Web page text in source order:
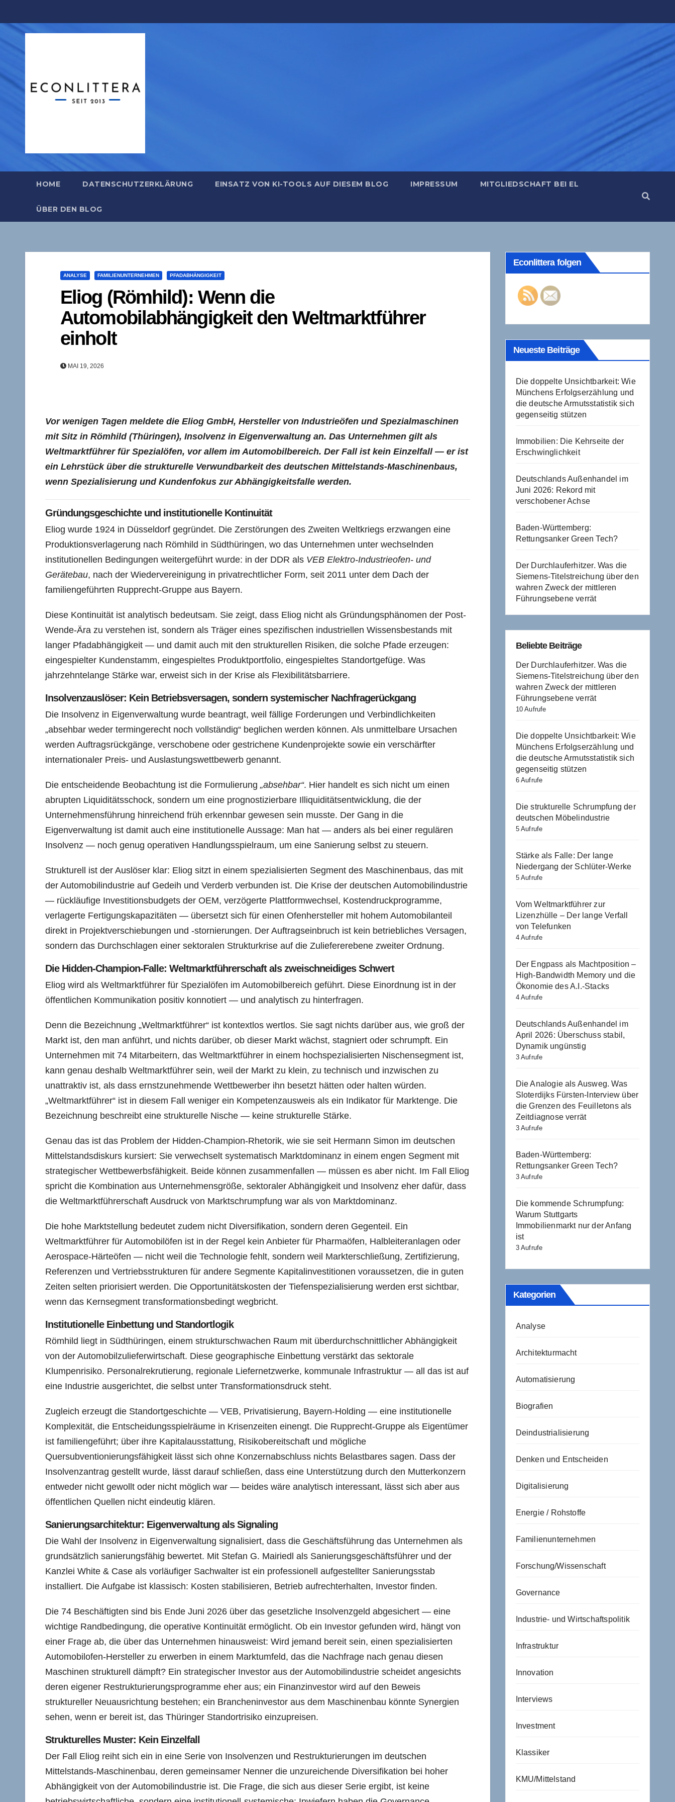
Inhalt
springen
HOME DATENSCHUTZERKLÄRUNG EINSATZ VON KI-TOOLS AUF DIESEM BLOG IMPRESSUM MITGLIEDSCHAFT BEI EL
ÜBER DEN BLOG
ANALYSE FAMILIENUNTERNEHMEN PFADABHÄNGIGKEIT
Eliog (Römhild): Wenn die
Automobilabhängigkeit den Weltmarktführer
einholt
MAI 19, 2026
Vor wenigen Tagen meldete die Eliog GmbH, Hersteller von Industrieöfen und Spezialmaschinen
mit Sitz in Römhild (Thüringen), Insolvenz in Eigenverwaltung an. Das Unternehmen gilt als
Weltmarktführer für Spezialöfen, vor allem im Automobilbereich. Der Fall ist kein Einzelfall — er ist
ein Lehrstück über die strukturelle Verwundbarkeit des deutschen Mittelstands-Maschinenbaus,
wenn Spezialisierung und Kundenfokus zur Abhängigkeitsfalle werden.
Gründungsgeschichte und institutionelle Kontinuität
Eliog wurde 1924 in Düsseldorf gegründet. Die Zerstörungen des Zweiten Weltkriegs erzwangen eine
Produktionsverlagerung nach Römhild in Südthüringen, wo das Unternehmen unter wechselnden
institutionellen Bedingungen weitergeführt wurde: in der DDR als VEB Elektro-Industrieofen- und
Gerätebau, nach der Wiedervereinigung in privatrechtlicher Form, seit 2011 unter dem Dach der
familiengeführten Rupprecht-Gruppe aus Bayern.
Diese Kontinuität ist analytisch bedeutsam. Sie zeigt, dass Eliog nicht als Gründungsphänomen der Post-
Wende-Ära zu verstehen ist, sondern als Träger eines spezifischen industriellen Wissensbestands mit
langer Pfadabhängigkeit — und damit auch mit den strukturellen Risiken, die solche Pfade erzeugen:
eingespielter Kundenstamm, eingespieltes Produktportfolio, eingespieltes Standortgefüge. Was
jahrzehntelange Stärke war, erweist sich in der Krise als Flexibilitätsbarriere.
Insolvenzauslöser: Kein Betriebsversagen, sondern systemischer Nachfragerückgang
Die Insolvenz in Eigenverwaltung wurde beantragt, weil fällige Forderungen und Verbindlichkeiten
„absehbar weder termingerecht noch vollständig“ beglichen werden können. Als unmittelbare Ursachen
werden Auftragsrückgänge, verschobene oder gestrichene Kundenprojekte sowie ein verschärfter
internationaler Preis- und Auslastungswettbewerb genannt.
Die entscheidende Beobachtung ist die Formulierung „absehbar“. Hier handelt es sich nicht um einen
abrupten Liquiditätsschock, sondern um eine prognostizierbare Illiquiditätsentwicklung, die der
Unternehmensführung hinreichend früh erkennbar gewesen sein musste. Der Gang in die
Eigenverwaltung ist damit auch eine institutionelle Aussage: Man hat — anders als bei einer regulären
Insolvenz — noch genug operativen Handlungsspielraum, um eine Sanierung selbst zu steuern.
Strukturell ist der Auslöser klar: Eliog sitzt in einem spezialisierten Segment des Maschinenbaus, das mit
der Automobilindustrie auf Gedeih und Verderb verbunden ist. Die Krise der deutschen Automobilindustrie
— rückläufige Investitionsbudgets der OEM, verzögerte Plattformwechsel, Kostendruckprogramme,
verlagerte Fertigungskapazitäten — übersetzt sich für einen Ofenhersteller mit hohem Automobilanteil
direkt in Projektverschiebungen und -stornierungen. Der Auftragseinbruch ist kein betriebliches Versagen,
sondern das Durchschlagen einer sektoralen Strukturkrise auf die Zuliefererebene zweiter Ordnung.
Die Hidden-Champion-Falle: Weltmarktführerschaft als zweischneidiges Schwert
Eliog wird als Weltmarktführer für Spezialöfen im Automobilbereich geführt. Diese Einordnung ist in der
öffentlichen Kommunikation positiv konnotiert — und analytisch zu hinterfragen.
Denn die Bezeichnung „Weltmarktführer“ ist kontextlos wertlos. Sie sagt nichts darüber aus, wie groß der
Markt ist, den man anführt, und nichts darüber, ob dieser Markt wächst, stagniert oder schrumpft. Ein
Unternehmen mit 74 Mitarbeitern, das Weltmarktführer in einem hochspezialisierten Nischensegment ist,
kann genau deshalb Weltmarktführer sein, weil der Markt zu klein, zu technisch und inzwischen zu
unattraktiv ist, als dass ernstzunehmende Wettbewerber ihn besetzt hätten oder halten würden.
„Weltmarktführer“ ist in diesem Fall weniger ein Kompetenzausweis als ein Indikator für Marktenge. Die
Bezeichnung beschreibt eine strukturelle Nische — keine strukturelle Stärke.
Genau das ist das Problem der Hidden-Champion-Rhetorik, wie sie seit Hermann Simon im deutschen
Mittelstandsdiskurs kursiert: Sie verwechselt systematisch Marktdominanz in einem engen Segment mit
strategischer Wettbewerbsfähigkeit. Beide können zusammenfallen — müssen es aber nicht. Im Fall Eliog
spricht die Kombination aus Unternehmensgröße, sektoraler Abhängigkeit und Insolvenz eher dafür, dass
die Weltmarktführerschaft Ausdruck von Marktschrumpfung war als von Marktdominanz.
Die hohe Marktstellung bedeutet zudem nicht Diversifikation, sondern deren Gegenteil. Ein
Weltmarktführer für Automobilöfen ist in der Regel kein Anbieter für Pharmaöfen, Halbleiteranlagen oder
Aerospace-Härteöfen — nicht weil die Technologie fehlt, sondern weil Markterschließung, Zertifizierung,
Referenzen und Vertriebsstrukturen für andere Segmente Kapitalinvestitionen voraussetzen, die in guten
Zeiten selten priorisiert werden. Die Opportunitätskosten der Tiefenspezialisierung werden erst sichtbar,
wenn das Kernsegment transformationsbedingt wegbricht.
Institutionelle Einbettung und Standortlogik
Römhild liegt in Südthüringen, einem strukturschwachen Raum mit überdurchschnittlicher Abhängigkeit
von der Automobilzulieferwirtschaft. Diese geographische Einbettung verstärkt das sektorale
Klumpenrisiko. Personalrekrutierung, regionale Liefernetzwerke, kommunale Infrastruktur — all das ist auf
eine Industrie ausgerichtet, die selbst unter Transformationsdruck steht.
Zugleich erzeugt die Standortgeschichte — VEB, Privatisierung, Bayern-Holding — eine institutionelle
Komplexität, die Entscheidungsspielräume in Krisenzeiten einengt. Die Rupprecht-Gruppe als Eigentümer
ist familiengeführt; über ihre Kapitalausstattung, Risikobereitschaft und mögliche
Quersubventionierungsfähigkeit lässt sich ohne Konzernabschluss nichts Belastbares sagen. Dass der
Insolvenzantrag gestellt wurde, lässt darauf schließen, dass eine Unterstützung durch den Mutterkonzern
entweder nicht gewollt oder nicht möglich war — beides wäre analytisch interessant, lässt sich aber aus
öffentlichen Quellen nicht eindeutig klären.
Sanierungsarchitektur: Eigenverwaltung als Signaling
Die Wahl der Insolvenz in Eigenverwaltung signalisiert, dass die Geschäftsführung das Unternehmen als
grundsätzlich sanierungsfähig bewertet. Mit Stefan G. Mairiedl als Sanierungsgeschäftsführer und der
Kanzlei White & Case als vorläufiger Sachwalter ist ein professionell aufgestellter Sanierungsstab
installiert. Die Aufgabe ist klassisch: Kosten stabilisieren, Betrieb aufrechterhalten, Investor finden.
Die 74 Beschäftigten sind bis Ende Juni 2026 über das gesetzliche Insolvenzgeld abgesichert — eine
wichtige Randbedingung, die operative Kontinuität ermöglicht. Ob ein Investor gefunden wird, hängt von
einer Frage ab, die über das Unternehmen hinausweist: Wird jemand bereit sein, einen spezialisierten
Automobilofen-Hersteller zu erwerben in einem Marktumfeld, das die Nachfrage nach genau diesen
Maschinen strukturell dämpft? Ein strategischer Investor aus der Automobilindustrie scheidet angesichts
deren eigener Restrukturierungsprogramme eher aus; ein Finanzinvestor wird auf den Beweis
struktureller Neuausrichtung bestehen; ein Brancheninvestor aus dem Maschinenbau könnte Synergien
sehen, wenn er bereit ist, das Thüringer Standortrisiko einzupreisen.
Strukturelles Muster: Kein Einzelfall
Der Fall Eliog reiht sich ein in eine Serie von Insolvenzen und Restrukturierungen im deutschen
Mittelstands-Maschinenbau, deren gemeinsamer Nenner die unzureichende Diversifikation bei hoher
Abhängigkeit von der Automobilindustrie ist. Die Frage, die sich aus dieser Serie ergibt, ist keine
Econlittera folgen
Neueste Beiträge
Die doppelte Unsichtbarkeit: Wie
Münchens Erfolgserzählung und
die deutsche Armutsstatistik sich
gegenseitig stützen
Immobilien: Die Kehrseite der
Erschwinglichkeit
Deutschlands Außenhandel im
Juni 2026: Rekord mit
verschobener Achse
Baden-Württemberg:
Rettungsanker Green Tech?
Der Durchlauferhitzer. Was die
Siemens-Titelstreichung über den
wahren Zweck der mittleren
Führungsebene verrät
Beliebte Beiträge
Der Durchlauferhitzer. Was die
Siemens-Titelstreichung über den
wahren Zweck der mittleren
Führungsebene verrät
10 Aufrufe
Die doppelte Unsichtbarkeit: Wie
Münchens Erfolgserzählung und
die deutsche Armutsstatistik sich
gegenseitig stützen
6 Aufrufe
Die strukturelle Schrumpfung der
deutschen Möbelindustrie
5 Aufrufe
Stärke als Falle: Der lange
Niedergang der Schlüter-Werke
5 Aufrufe
Vom Weltmarktführer zur
Lizenzhülle – Der lange Verfall
von Telefunken
4 Aufrufe
Der Engpass als Machtposition –
High-Bandwidth Memory und die
Ökonomie des A.I.-Stacks
4 Aufrufe
Deutschlands Außenhandel im
April 2026: Überschuss stabil,
Dynamik ungünstig
3 Aufrufe
Die Analogie als Ausweg. Was
Sloterdijks Fürsten-Interview über
die Grenzen des Feuilletons als
Zeitdiagnose verrät
3 Aufrufe
Baden-Württemberg:
Rettungsanker Green Tech?
3 Aufrufe
Die kommende Schrumpfung:
Warum Stuttgarts
Immobilienmarkt nur der Anfang
ist
3 Aufrufe
Kategorien
Analyse
Architekturmacht
Automatisierung
Biografien
Deindustrialisierung
Denken und Entscheiden
Digitalisierung
Energie / Rohstoffe
Familienunternehmen
Forschung/Wissenschaft
Governance
Industrie- und Wirtschaftspolitik
Infrastruktur
Innovation
Interviews
Investment
Klassiker
KMU/Mittelstand